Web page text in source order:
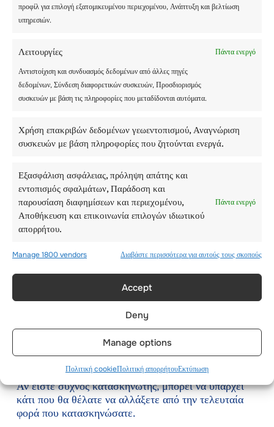
προφίλ για επιλογή εξατομικευμένου περιεχομένου, Ανάπτυξη και βελτίωση
υπηρεσιών.
Λειτουργίες
Πάντα ενεργό
Αντιστοίχιση και συνδυασμός δεδομένων από άλλες πηγές
δεδομένων, Σύνδεση διαφορετικών συσκευών, Προσδιορισμός
συσκευών με βάση τις πληροφορίες που μεταδίδονται αυτόματα.
Χρήση επακριβών δεδομένων γεωεντοπισμού, Αναγνώριση
συσκευών με βάση πληροφορίες που ζητούνται ενεργά.
Εξασφάλιση ασφάλειας, πρόληψη απάτης και
εντοπισμός σφαλμάτων, Παράδοση και
παρουσίαση διαφημίσεων και περιεχομένου,
Αποθήκευση και επικοινωνία επιλογών ιδιωτικού
απορρήτου.
Πάντα ενεργό
Manage 1800 vendors Διαβάστε περισσότερα για αυτούς τους σκοπούς
Accept
Deny
Manage options
Πολιτική cookieΠολιτική απορρήτουΕκτύπωση
χρειαστείτε για το πρώτο σας ανοιξιάτικο ταξίδι για
κάμπινγκ.
στο τοπικό κρατικό πάρκο ή στον κατασκηνωτικό
χώρο. Ρυθμίστε τα πάντα είτε θα τα χρησιμοποιήσετε
Αυτό θα σας βοηθήσει να διαπιστώσετε αν όλος ο
εξοπλισμός σας βρίσκεται σε καλή κατάσταση
λειτουργίας. Βεβαιωθείτε ότι ο νέος σας εξοπλισμός
λειτουργεί καλά συλλογικά.
Θέλετε να αποφύγετε μια κατάσταση όπου το στρώμα
αέρα δεν χωράει στη σκηνή σας, για παράδειγμα.
Μάθετε αν είστε ή δεν είστε άνετοι με τις ρυθμίσεις
ύπνου.
Καθορίστε τι πρέπει να αλλάξετε ή να αναβαθμίσετε
για να κάνετε το ανοιξιάτικο ταξίδι σας σε κάμπινγκ
επιτυχημένο.
Αν είστε συχνός κατασκηνωτής, μπορεί να υπάρχει
κάτι που θα θέλατε να αλλάξετε από την τελευταία
φορά που κατασκηνώσατε.